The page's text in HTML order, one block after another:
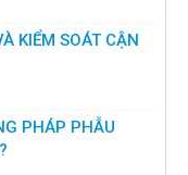
KIỂM SOÁT CẬN
PHÁP PHẪU